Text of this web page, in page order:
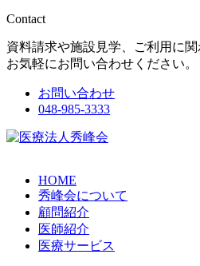
Contact
資料請求や施設見学、ご利用に関
お気軽にお問い合わせください。
お問い合わせ
048-985-3333
HOME
秀峰会について
顧問紹介
医師紹介
医療サービス